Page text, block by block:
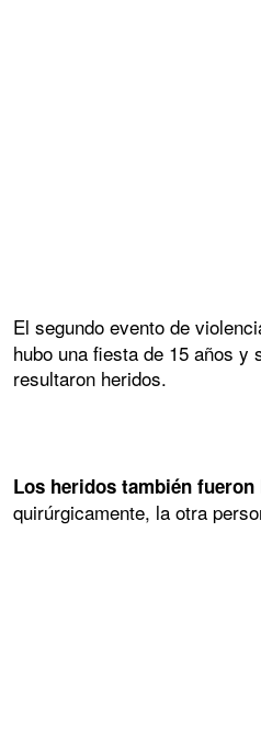
El segundo evento de
hubo una fiesta de 15 años
resultaron heridos.
Los heridos también
quirúrgicamente, la otra